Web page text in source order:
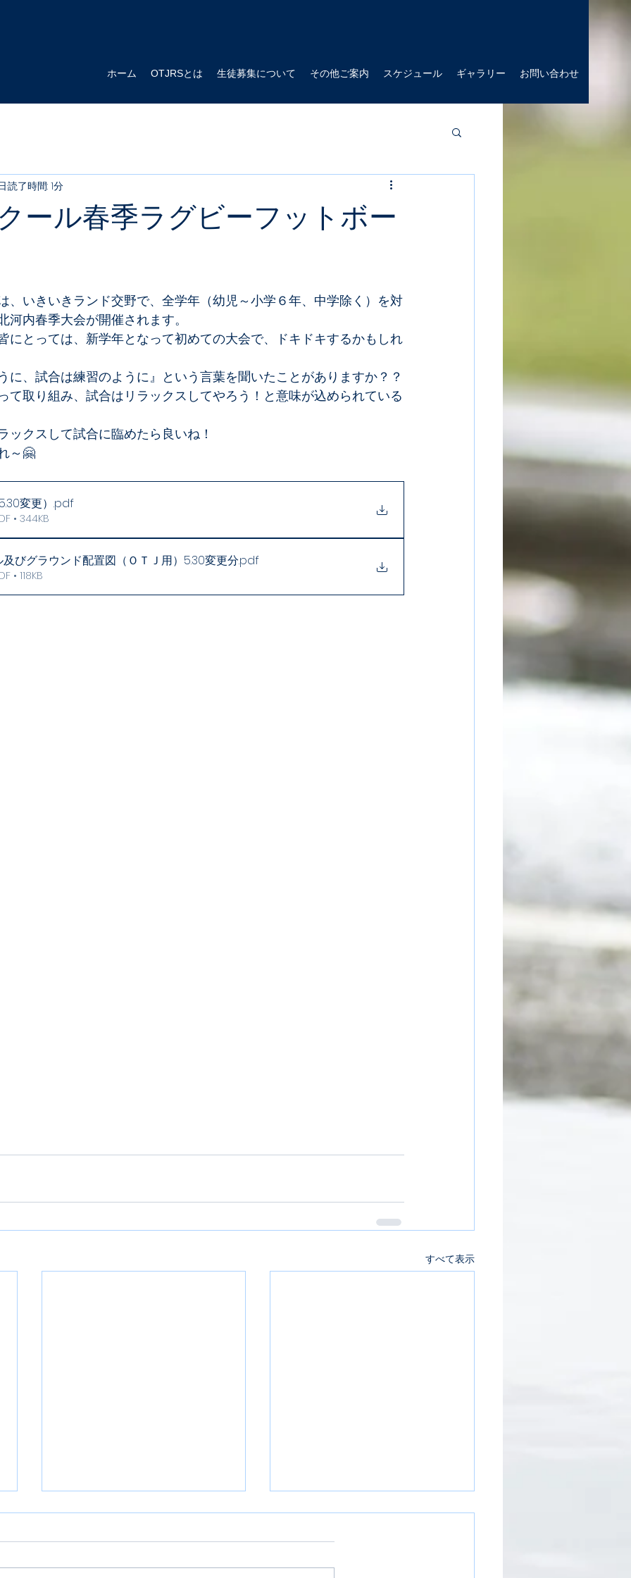
ホーム OTJRSとは 生徒募集について その他ご案内 スケジュール ギャラリー お問い合わせ
ール春季ラグビーフットボー
読了時間: 1分
いきいきランド交野で、全学年（幼児～小学６年、中学除く）を対
河内春季大会が開催されます。
とっては、新学年となって初めての大会で、ドキドキするかもしれ
、試合は練習のように』という言葉を聞いたことがありますか？？
取り組み、試合はリラックスしてやろう！と意味が込められている
クスして試合に臨めたら良いね！
～🤗
変更） .pdf
• 344KB
びグラウンド配置図（ＯＴＪ用）5.30変更分.pdf
• 118KB
すべて表示